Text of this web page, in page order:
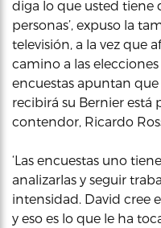
diga lo que usted tiene
personas’, expuso la
televisión, a la vez que
camino a las
encuestas apuntan
recibirá su Bernier
contendor, Ricardo
‘Las encuestas uno
analizarlas y seguir
intensidad. David cree
y eso es lo que le ha